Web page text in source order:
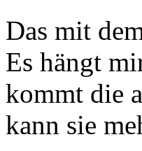
Das mit
Es hängt
kommt die
kann sie